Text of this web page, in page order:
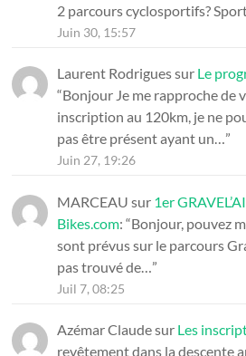
2 parcours cyclosportifs?
Juin 30, 15:57
Laurent Rodriguessur Le
“Bonjour Je me rapproche de
inscription au 120km, je ne
pas être présent ayant un…”
Juin 27, 19:26
MARCEAU sur 1er
Bikes.com: “Bonjour, pouvez
sont prévus sur le parcours
pas trouvé de… ”
Juil 7, 08:25
Azémar Claudesur Les
revêtement dans la descente